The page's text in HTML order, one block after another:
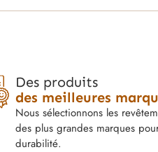
Des produits
des meilleures
Nous sélectionnons les
des plus grandes marques
durabilité.